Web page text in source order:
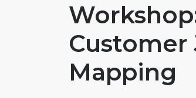
Customer
Mapping